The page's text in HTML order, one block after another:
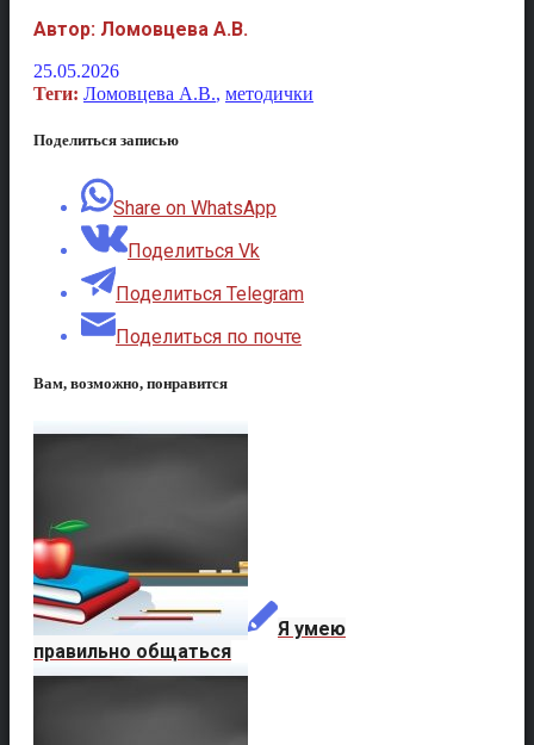
Автор: Ломовцева А.В.
25.05.2026
Теги: Ломовцева А.В., методички
Поделиться записью
Share on WhatsApp
Поделиться Vk
Поделиться Telegram
Поделиться по почте
Вам, возможно, понравится
Я умею
правильно общаться